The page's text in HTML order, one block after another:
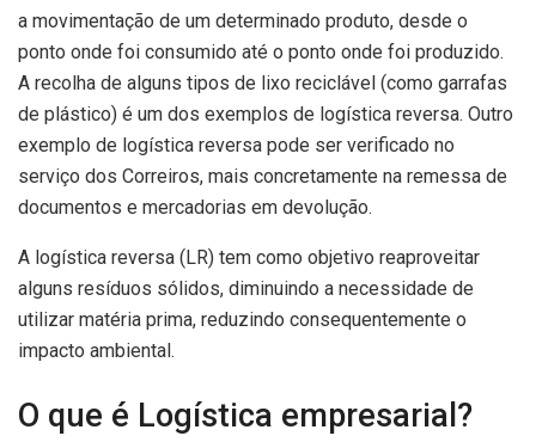
a movimentação de um determinado produto, desde o
ponto onde foi consumido até o ponto onde foi produzido.
A recolha de alguns tipos de lixo reciclável (como garrafas
de plástico) é um dos exemplos de logística reversa. Outro
exemplo de logística reversa pode ser verificado no
serviço dos Correiros, mais concretamente na remessa de
documentos e mercadorias em devolução.
A logística reversa (LR) tem como objetivo reaproveitar
alguns resíduos sólidos, diminuindo a necessidade de
utilizar matéria prima, reduzindo consequentemente o
impacto ambiental.
O que é Logística empresarial?